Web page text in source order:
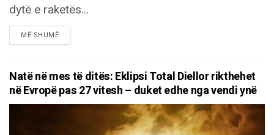
dytë e raketës...
MË SHUMËDETAILS
Natë në mes të ditës: Eklipsi Total Diellor rikthehet
në Evropë pas 27 vitesh – duket edhe nga vendi ynë